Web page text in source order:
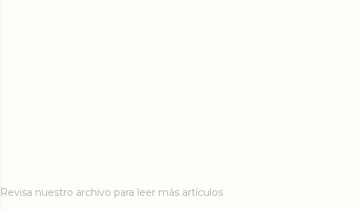
Revisa nuestro archivo para leer más artículos